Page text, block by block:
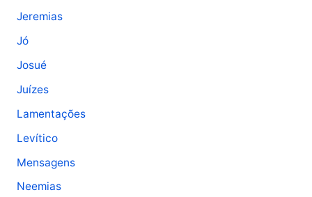
Jeremias
Jó
Josué
Juízes
Lamentações
Levítico
Mensagens
Neemias